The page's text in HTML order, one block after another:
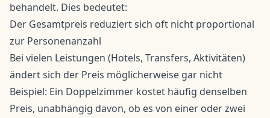
behandelt. Dies bedeutet:
Der Gesamtpreis reduziert sich oft nicht proportional
zur Personenanzahl
Bei vielen Leistungen (Hotels, Transfers, Aktivitäten)
ändert sich der Preis möglicherweise gar nicht
Beispiel: Ein Doppelzimmer kostet häufig denselben
Preis, unabhängig davon, ob es von einer oder zwei